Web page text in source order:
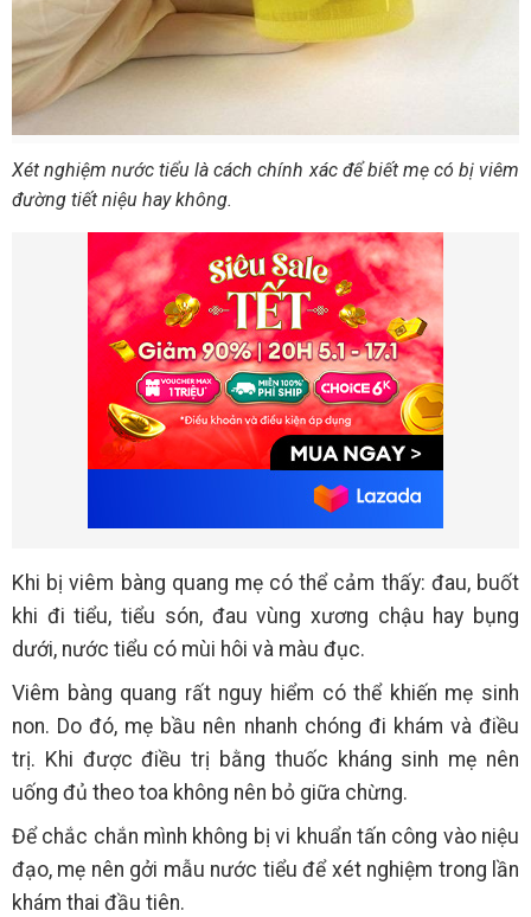
Xét nghiệm nước tiểu là cách chính xác để biết mẹ có bị viêm
đường tiết niệu hay không.
Khi bị viêm bàng quang mẹ có thể cảm thấy: đau, buốt
khi đi tiểu, tiểu són, đau vùng xương chậu hay bụng
dưới, nước tiểu có mùi hôi và màu đục.
Viêm bàng quang rất nguy hiểm có thể khiến mẹ sinh
non. Do đó, mẹ bầu nên nhanh chóng đi khám và điều
trị. Khi được điều trị bằng thuốc kháng sinh mẹ nên
uống đủ theo toa không nên bỏ giữa chừng.
Để chắc chắn mình không bị vi khuẩn tấn công vào niệu
đạo, mẹ nên gởi mẫu nước tiểu để xét nghiệm trong lần
khám thai đầu tiên.